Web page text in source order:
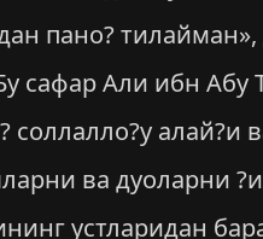
пано?
сафар Али ибн Абу
соллалло?у
ва дуоларни
устларидан